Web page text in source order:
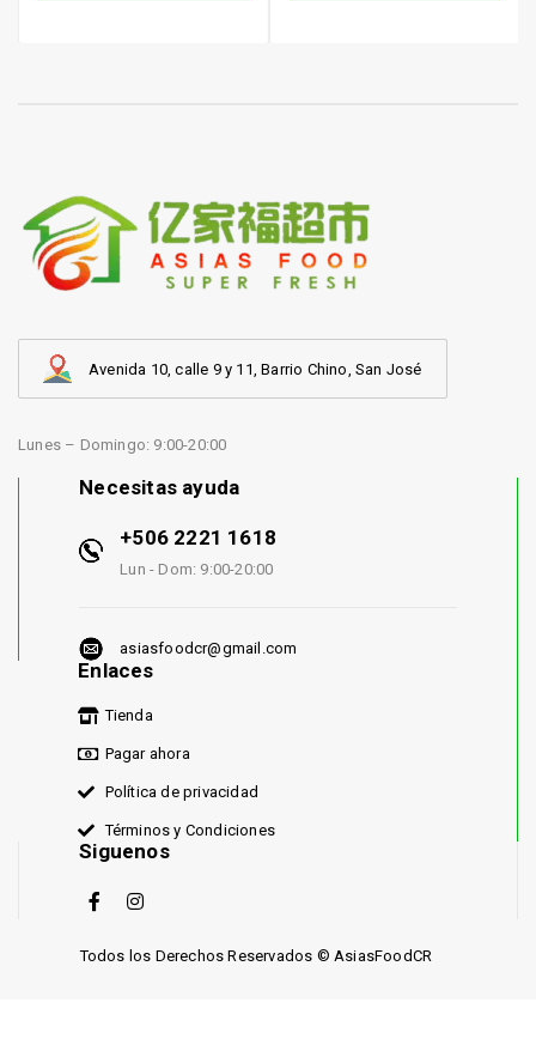
Avenida 10, calle 9 y 11, Barrio Chino, San José
Lunes – Domingo: 9:00-20:00
Necesitas ayuda
+506 2221 1618
Lun - Dom: 9:00-20:00
asiasfoodcr@gmail.com
Enlaces
Tienda
Pagar ahora
Política de privacidad
Términos y Condiciones
Siguenos
Todos los Derechos Reservados © AsiasFoodCR